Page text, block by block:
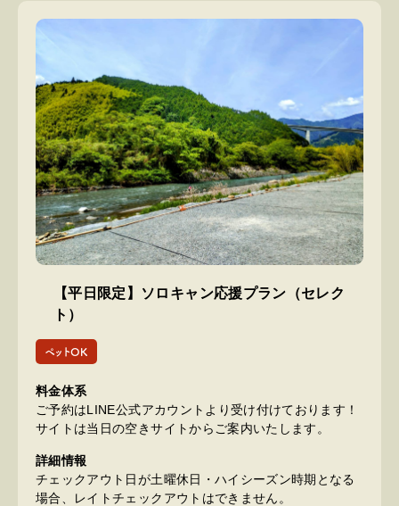
【平日限定】ソロキャン応援プラン（セレク
ト）
ペットOK
料金体系
ご予約はLINE公式アカウントより受け付けております！
サイトは当日の空きサイトからご案内いたします。
詳細情報
チェックアウト日が土曜休日・ハイシーズン時期となる
場合、レイトチェックアウトはできません。